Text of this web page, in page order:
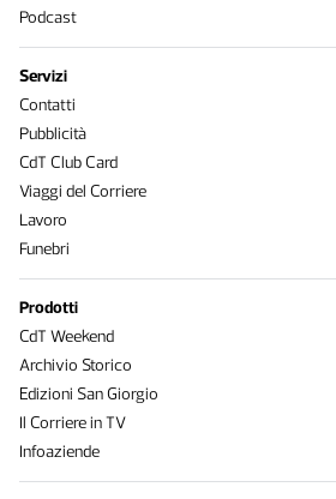
Podcast
Servizi
Contatti
Pubblicità
CdT Club Card
Viaggi del Corriere
Lavoro
Funebri
Prodotti
CdT Weekend
Archivio Storico
Edizioni San Giorgio
Il Corriere in TV
Infoaziende